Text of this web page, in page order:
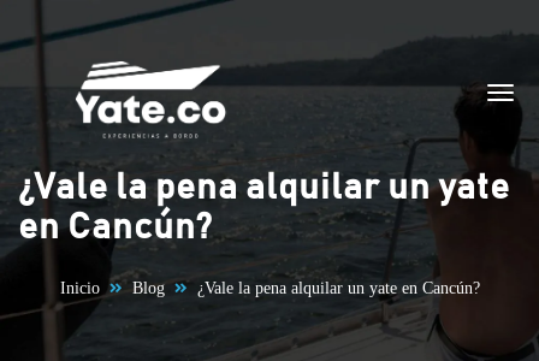
Saltar al contenido
¿Vale la pena alquilar un yate
en Cancún?
Inicio Blog ¿Vale la pena alquilar un yate en Cancún?